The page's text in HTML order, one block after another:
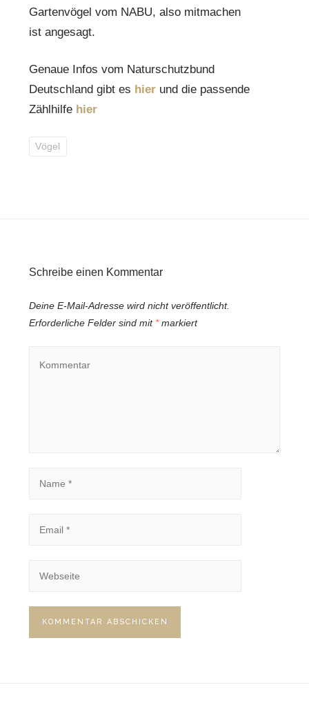
Gartenvögel vom NABU, also mitmachen
ist angesagt.
Genaue Infos vom Naturschutzbund
Deutschland gibt es hier und die passende
Zählhilfe hier
Vögel
Schreibe einen Kommentar
Deine E-Mail-Adresse wird nicht veröffentlicht.
Erforderliche Felder sind mit *markiert